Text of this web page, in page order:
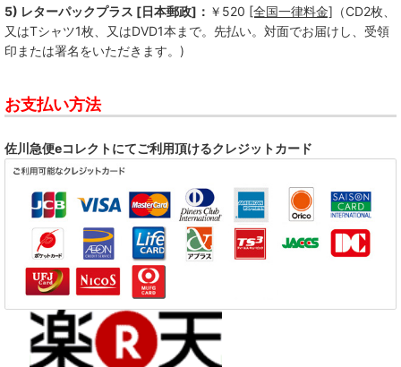
5) レターパックプラス [日本郵政]： ￥520 [全国一律料金] （CD2枚、
又はTシャツ1枚、又はDVD1本まで。先払い。対面でお届けし、受領
印または署名をいただきます。)
お支払い方法
佐川急便eコレクトにてご利用頂けるクレジットカード